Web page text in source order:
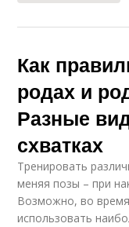
Как
родах и
Разные
схватках
Тренировать
меняя позы – при
Возможно, во
использовать